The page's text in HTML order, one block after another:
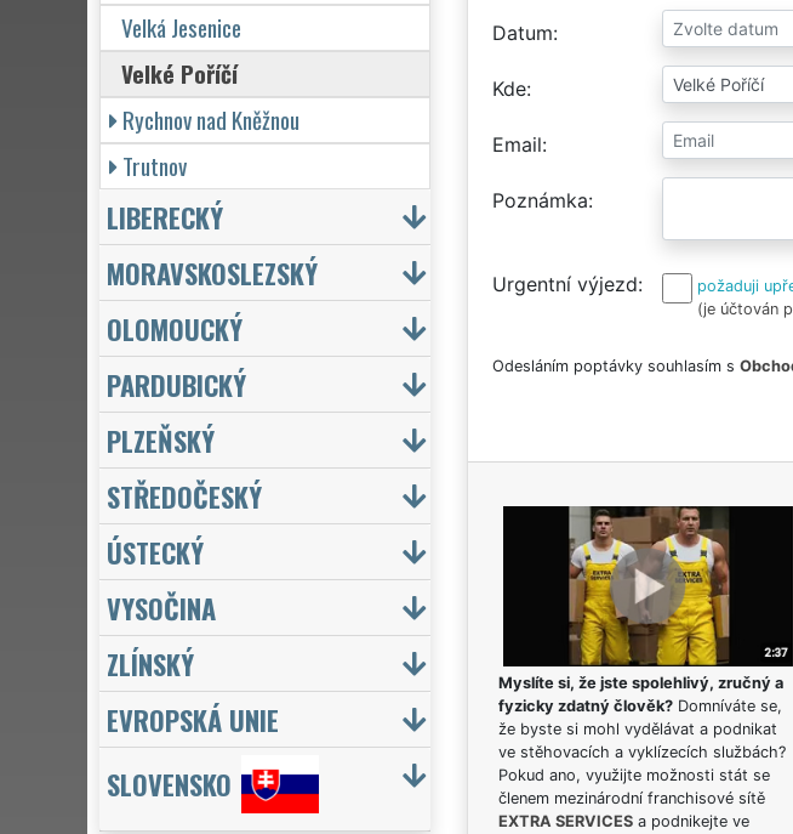
Datum
Kde
Email
Poznámka
Urgentní výjezd
požaduji
(je účtován
Odesláním poptávky souhlasím s
Myslíte si, že jste spolehlivý, zručný a
fyzicky zdatný člověk?Domníváte se,
že byste si mohl vydělávat a podnikat
ve stěhovacích a vyklízecích službách?
Pokud ano, využijte možnosti stát se
členem mezinárodní franchisové sítě
EXTRA SERVICESa podnikejte ve
Velká Jesenice
Velké Poříčí
Rychnov nad Kněžnou
Trutnov
LIBERECKÝ
MORAVSKOSLEZSKÝ
OLOMOUCKÝ
PARDUBICKÝ
PLZEŇSKÝ
STŘEDOČESKÝ
ÚSTECKÝ
VYSOČINA
ZLÍNSKÝ
EVROPSKÁ UNIE
SLOVENSKO